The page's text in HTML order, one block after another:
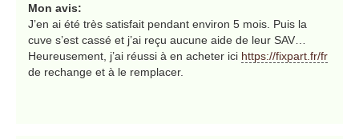
Mon avis:
J’en ai été très satisfait pendant environ 5 mois. Puis la
cuve s’est cassé et j’ai reçu aucune aide de leur SAV…
Heureusement, j’ai réussi à en acheter ici https://fixpart.fr/fr
de rechange et à le remplacer.